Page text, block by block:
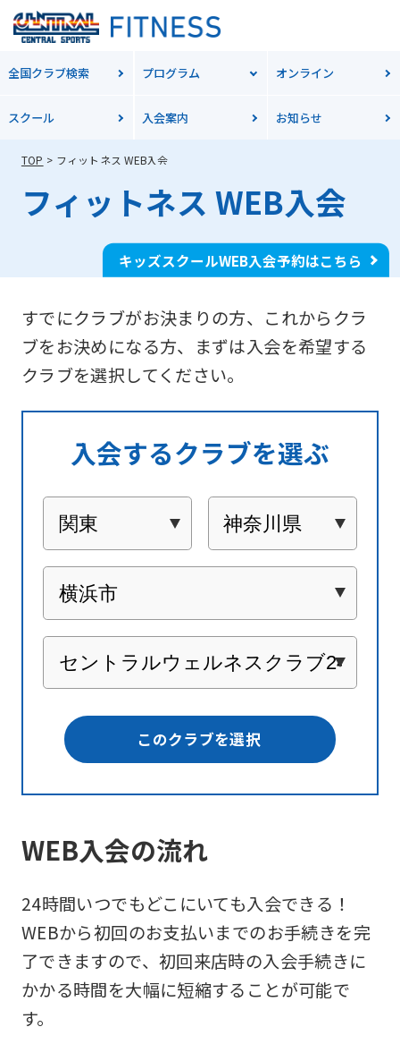
全国クラブ検索 プログラム オンライン
スクール 入会案内 お知らせ
TOP フィットネス WEB入会
フィットネス WEB入会
キッズスクールWEB入会予約はこちら
すでにクラブがお決まりの方、これからクラ
ブをお決めになる方、 まずは入会を希望する
クラブを選択してください。
入会するクラブを選ぶ
このクラブを選択
WEB入会の流れ
24時間いつでもどこにいても入会できる！
WEBから初回のお支払いまでのお手続きを完
了できますので、初回来店時の入会手続きに
かかる時間を大幅に短縮することが可能で
す。